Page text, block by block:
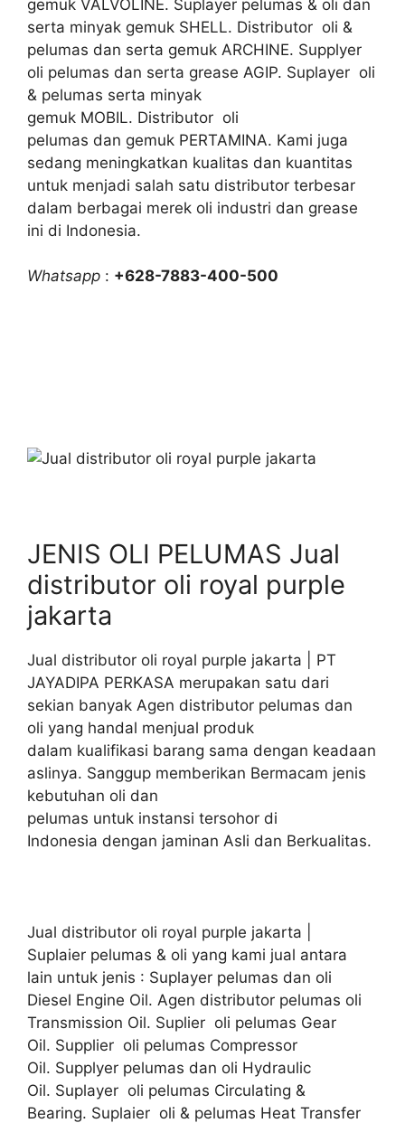
gemuk VALVOLINE. Suplayer pelumas & oli dan
serta minyak gemuk SHELL. Distributor oli &
pelumas dan serta gemuk ARCHINE. Supplyer
oli pelumas dan serta grease AGIP. Suplayer oli
& pelumas serta minyak
gemuk MOBIL. Distributor oli
pelumas dan gemuk PERTAMINA. Kami juga
sedang meningkatkan kualitas dan kuantitas
untuk menjadi salah satu distributor terbesar
dalam berbagai merek oli industri dan grease
ini di Indonesia.
Whatsapp : +628-7883-400-500
JENIS OLI PELUMAS Jual
distributor oli royal purple
jakarta
Jual distributor oli royal purple jakarta | PT
JAYADIPA PERKASA merupakan satu dari
sekian banyak Agen distributor pelumas dan
oli yang handal menjual produk
dalam kualifikasi barang sama dengan keadaan
aslinya. Sanggup memberikan Bermacam jenis
kebutuhan oli dan
pelumas untuk instansi tersohor di
Indonesia dengan jaminan Asli dan Berkualitas.
Jual distributor oli royal purple jakarta |
Suplaier pelumas & oli yang kami jual antara
lain untuk jenis : Suplayer pelumas dan oli
Diesel Engine Oil. Agen distributor pelumas oli
Transmission Oil. Suplier oli pelumas Gear
Oil. Supplier oli pelumas Compressor
Oil. Supplyer pelumas dan oli Hydraulic
Oil. Suplayer oli pelumas Circulating &
Bearing. Suplaier oli & pelumas Heat Transfer